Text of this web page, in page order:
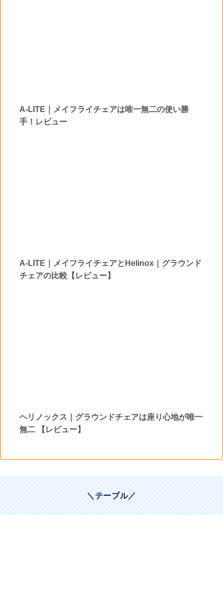
A-LITE｜メイフライチェアは唯一無二の使い勝
手！レビュー
A-LITE｜メイフライチェアとHelinox｜グラウンド
チェアの比較【レビュー】
ヘリノックス｜グラウンドチェアは座り心地が唯一
無二 【レビュー】
＼テーブル／